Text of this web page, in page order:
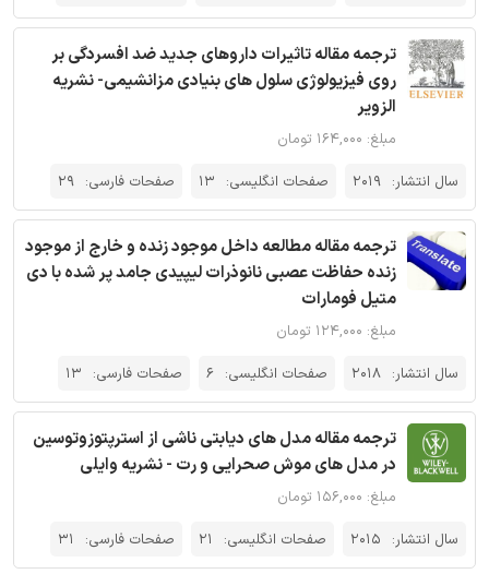
ترجمه مقاله تاثیرات داروهای جدید ضد افسردگی بر
روی فیزیولوژی سلول های بنیادی مزانشیمی- نشریه
الزویر
مبلغ: ۱۶۴,۰۰۰ تومان
سال انتشار: 2019 صفحات انگلیسی: 13 صفحات فارسی: 29
ترجمه مقاله مطالعه داخل موجود زنده و خارج از موجود
زنده حفاظت عصبی نانوذرات لیپیدی جامد پر شده با دی
متیل فومارات
مبلغ: ۱۲۴,۰۰۰ تومان
سال انتشار: 2018 صفحات انگلیسی: 6 صفحات فارسی: 13
ترجمه مقاله مدل های دیابتی ناشی از استرپتوزوتوسین
در مدل های موش صحرایی و رت - نشریه وایلی
مبلغ: ۱۵۶,۰۰۰ تومان
سال انتشار: 2015 صفحات انگلیسی: 21 صفحات فارسی: 31